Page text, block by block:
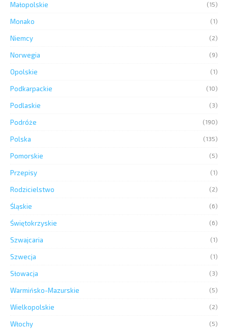
Małopolskie (15)
Monako (1)
Niemcy (2)
Norwegia (9)
Opolskie (1)
Podkarpackie (10)
Podlaskie (3)
Podróże (190)
Polska (135)
Pomorskie (5)
Przepisy (1)
Rodzicielstwo (2)
Śląskie (6)
Świętokrzyskie (6)
Szwajcaria (1)
Szwecja (1)
Słowacja (3)
Warmińsko-Mazurskie (5)
Wielkopolskie (2)
Włochy (5)